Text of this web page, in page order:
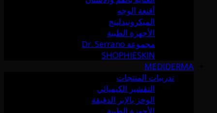
أقنعة الوجه
الميكرونيدلينج
الأجهزة الطبية
مجموعة Dr. Serrano
SHOPHIESKIN
MEDIDERMA
تدريبات المنتجات
التقشير الكيميائي
الوخز بالإبر الدقيقة